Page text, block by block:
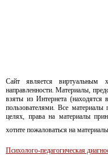
Сайт является виртуальным
направленности. Материалы,
взяты из Интернета
пользователями. Все материалы
целях, права на материалы
хотите пожаловаться на
Психолого-педагогическая